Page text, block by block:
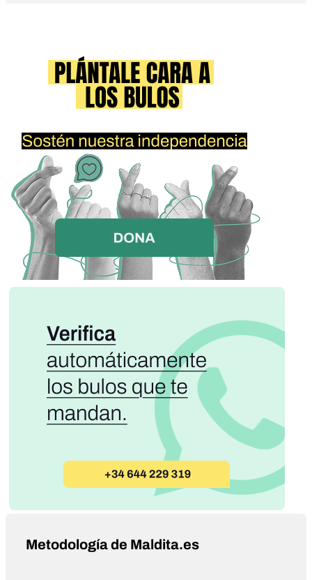
Metodología de Maldita.es